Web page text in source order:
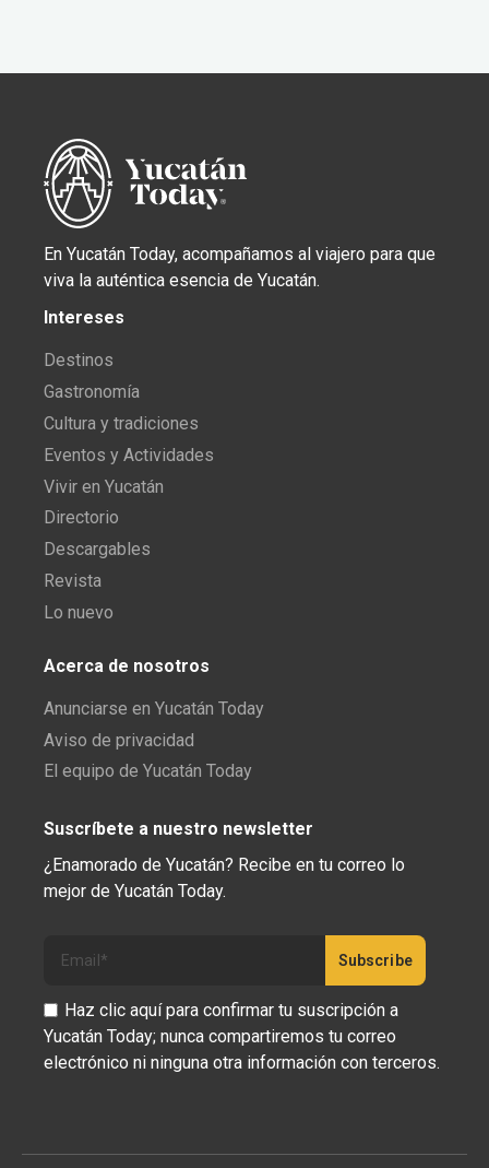
En Yucatán Today, acompañamos al viajero para que
viva la auténtica esencia de Yucatán.
Intereses
Destinos
Gastronomía
Cultura y tradiciones
Eventos y Actividades
Vivir en Yucatán
Directorio
Descargables
Revista
Lo nuevo
Acerca de nosotros
Anunciarse en Yucatán Today
Aviso de privacidad
El equipo de Yucatán Today
Suscríbete a nuestro newsletter
¿Enamorado de Yucatán? Recibe en tu correo lo
mejor de Yucatán Today.
Haz clic aquí para confirmar tu suscripción a
Yucatán Today; nunca compartiremos tu correo
electrónico ni ninguna otra información con terceros.